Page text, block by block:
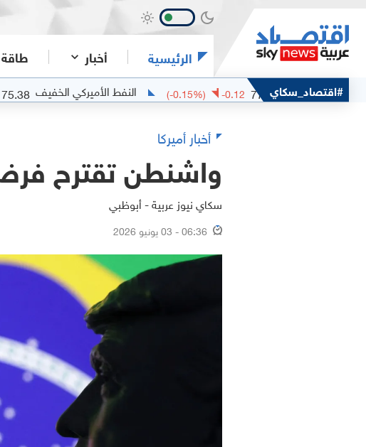
الرئيسية أخبار طاقة
#اقتصاد_سكاي
خام مربان 77.82
-0.12
( -0.15%) النفط الأميركي الخفيف 75.38
+0.16
أخبار أميركا
واشنطن تقترح فرض رسوم بـ25% على
سكاي نيوز عربية - أبوظبي
06:36 - 03 يونيو 2026